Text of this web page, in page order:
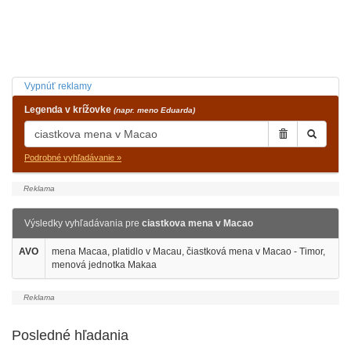
Vypnúť reklamy
Legenda v krížovke (napr. meno Eduarda)
Podrobné vyhľadávanie »
Výsledky vyhľadávania pre ciastkova mena v Macao
AVO
mena Macaa, platidlo v Macau, čiastková mena v Macao - Timor,
menová jednotka Makaa
Posledné hľadania